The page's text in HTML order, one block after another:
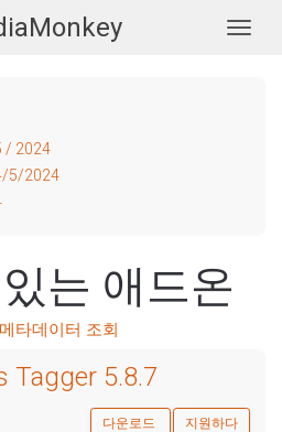
는 애드온
메타데이터 조회
Tagger 5.8.7
다운로드 지원하다
/ 2024
5/2024